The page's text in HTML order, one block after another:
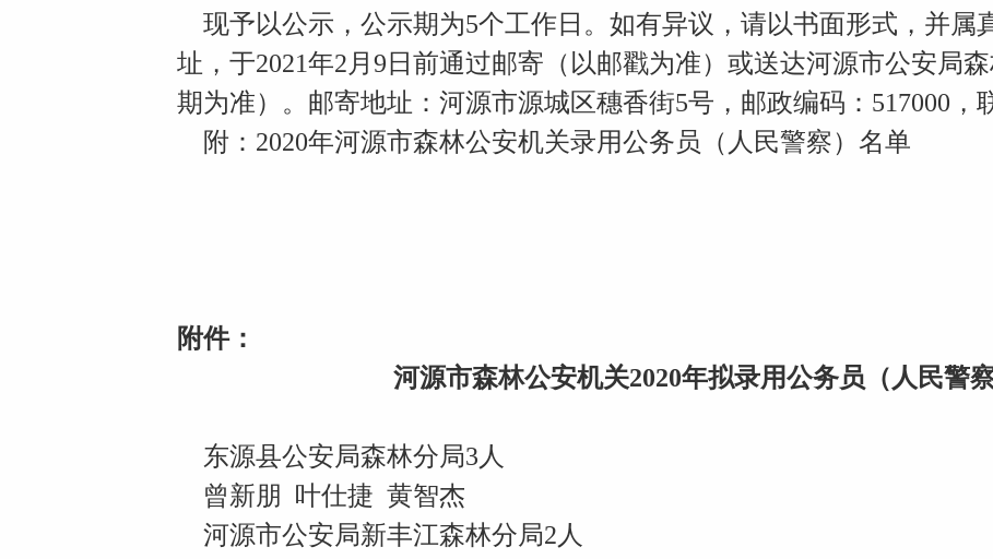
现予以公示，公示期为5个工作日。如有异议，请以书面形式，并属
址，于2021年2月9日前通过邮寄（以邮戳为准）或送达河源市公安局
期为准）。邮寄地址：河源市源城区穗香街5号，邮政编码：517000，
附：2020年河源市森林公安机关录用公务员（人民警察）名单
附件：
河源市森林公安机关2020年拟录用公务员（人民警
东源县公安局森林分局3人
曾新朋 叶仕捷 黄智杰
河源市公安局新丰江森林分局2人